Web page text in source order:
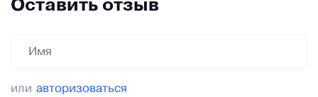
Оставить отзыв
или авторизоваться